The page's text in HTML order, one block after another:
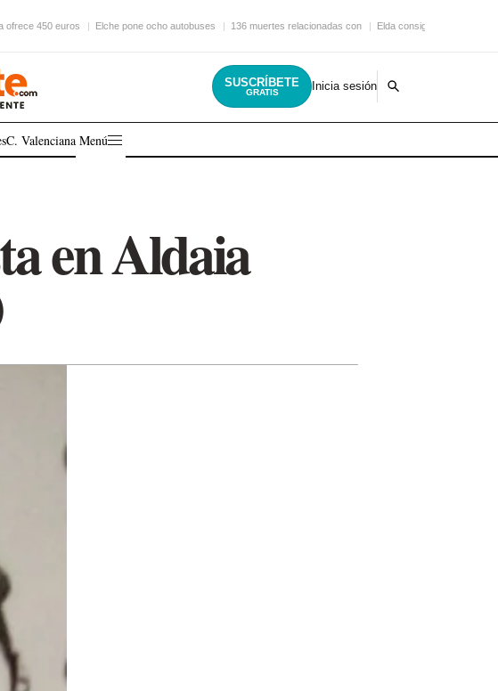
ofrece 450 euros Elche pone ocho autobuses 136 muertes relacionadas con Elda consigue una nueva
SUSCRÍBETE
GRATIS Inicia sesión
C. Valenciana Menú
en Aldaia